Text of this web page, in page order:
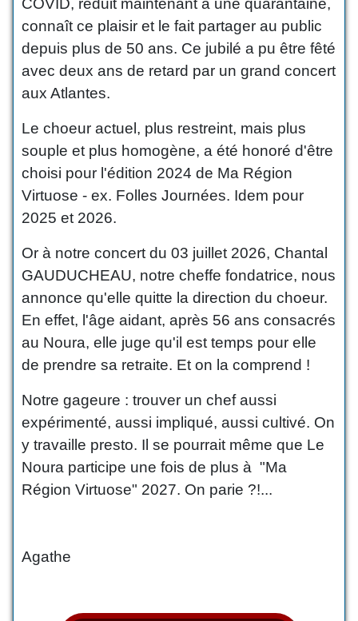
COVID, réduit maintenant à une quarantaine,
connaît ce plaisir et le fait partager au public
depuis plus de 50 ans. Ce jubilé a pu être fêté
avec deux ans de retard par un grand concert
aux Atlantes.
Le choeur actuel, plus restreint, mais plus
souple et plus homogène, a été honoré d'être
choisi pour l'édition 2024 de Ma Région
Virtuose - ex. Folles Journées. Idem pour
2025 et 2026.
Or à notre concert du 03 juillet 2026, Chantal
GAUDUCHEAU, notre cheffe fondatrice, nous
annonce qu'elle quitte la direction du choeur.
En effet, l'âge aidant, après 56 ans consacrés
au Noura, elle juge qu'il est temps pour elle
de prendre sa retraite. Et on la comprend !
Notre gageure : trouver un chef aussi
expérimenté, aussi impliqué, aussi cultivé. On
y travaille presto. Il se pourrait même que Le
Noura participe une fois de plus à "Ma
Région Virtuose" 2027. On parie ?!...
Agathe